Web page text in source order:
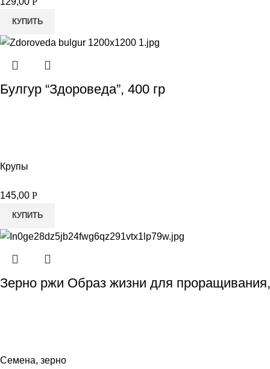
КУПИТЬ
Булгур “Здороведа”, 400 гр
Крупы
145,00 Р
КУПИТЬ
Зерно ржи Образ жизни для
Семена, зерно